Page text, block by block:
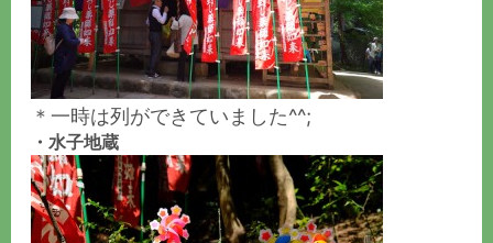
＊一時は列ができていました^^;
・水子地蔵